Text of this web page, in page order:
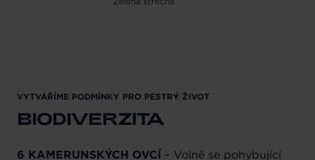
VYTVÁŘÍME PODMÍNKY PRO PESTRÝ ŽIVOT
BIODIVERZITA
6 KAMERUNSKÝCH OVCÍ – Volně se pohybující